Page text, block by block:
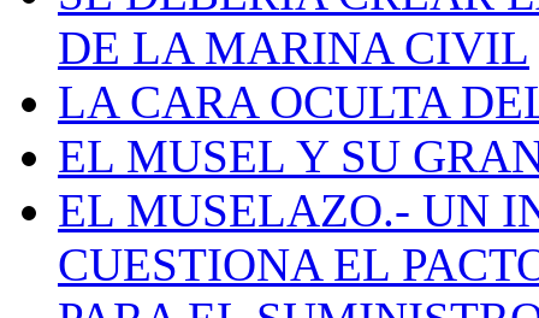
DE LA MARINA CIVIL
LA CARA OCULTA
EL MUSEL Y SU
EL MUSELAZO.- UN
CUESTIONA EL